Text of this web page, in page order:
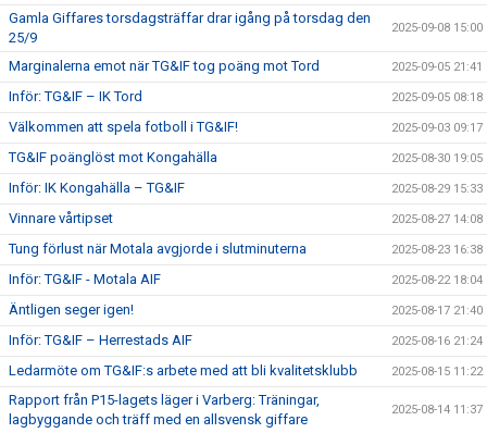
Gamla Giffares torsdagsträffar drar igång på torsdag den
25/9
2025-09-08 15:00
Marginalerna emot när TG&IF tog poäng mot Tord 2025-09-05 21:41
Inför: TG&IF – IK Tord 2025-09-05 08:18
Välkommen att spela fotboll i TG&IF! 2025-09-03 09:17
TG&IF poänglöst mot Kongahälla 2025-08-30 19:05
Inför: IK Kongahälla – TG&IF 2025-08-29 15:33
Vinnare vårtipset 2025-08-27 14:08
Tung förlust när Motala avgjorde i slutminuterna 2025-08-23 16:38
Inför: TG&IF - Motala AIF 2025-08-22 18:04
Äntligen seger igen! 2025-08-17 21:40
Inför: TG&IF – Herrestads AIF 2025-08-16 21:24
Ledarmöte om TG&IF:s arbete med att bli kvalitetsklubb 2025-08-15 11:22
Rapport från P15-lagets läger i Varberg: Träningar,
lagbyggande och träff med en allsvensk giffare
2025-08-14 11:37